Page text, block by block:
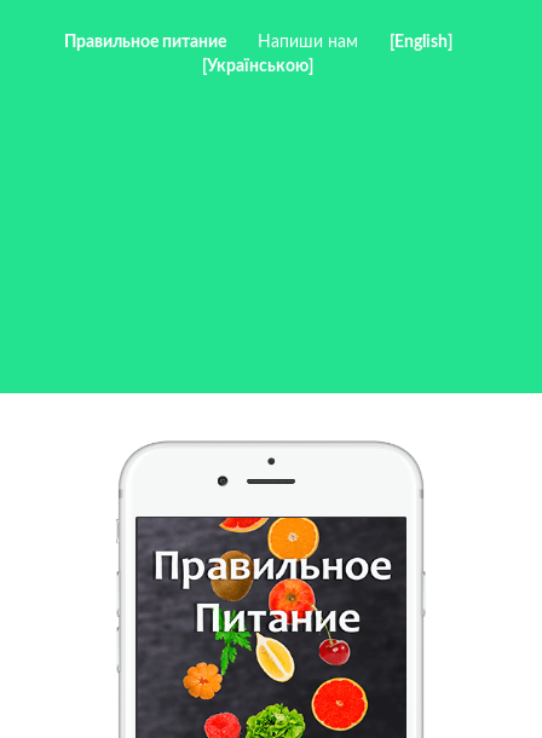
Правильное питание Напиши нам
[English]
[Українською]